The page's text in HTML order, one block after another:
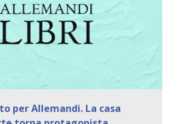
per Allemandi. La casa